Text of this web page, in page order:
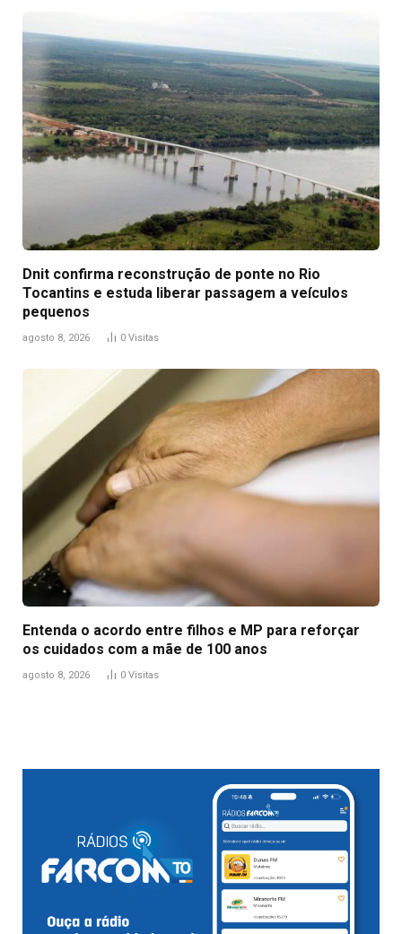
Dnit confirma reconstrução de ponte no Rio
Tocantins e estuda liberar passagem a veículos
pequenos
agosto 8, 2026 0 Visitas
Entenda o acordo entre filhos e MP para reforçar
os cuidados com a mãe de 100 anos
agosto 8, 2026 0 Visitas